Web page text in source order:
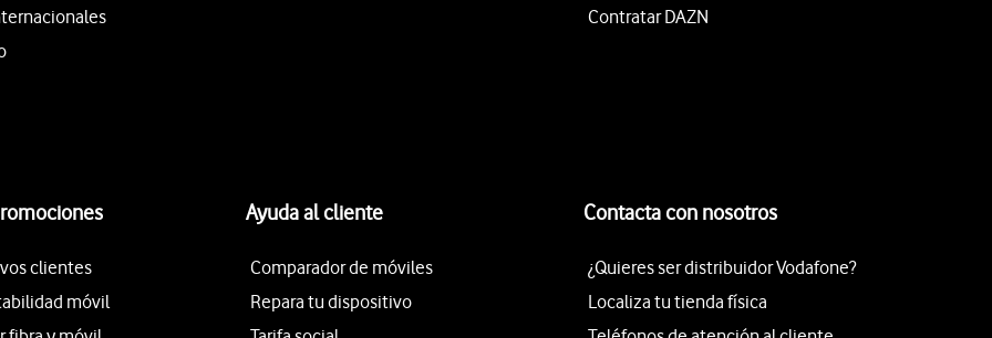
Contratar DAZN
clientes
móvil
Ayuda al cliente
Comparador de móviles
Repara tu dispositivo
Contacta con nosotros
¿Quieres ser distribuidor Vodafone?
Localiza tu tienda física